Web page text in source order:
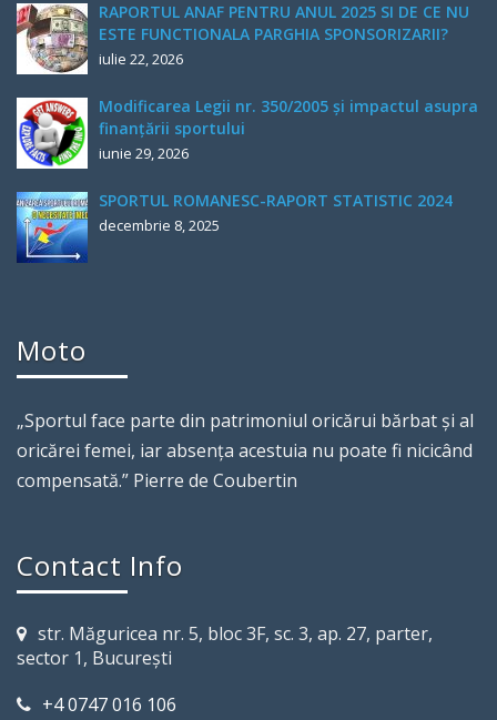
RAPORTUL ANAF PENTRU ANUL 2025 SI DE CE NU
ESTE FUNCTIONALA PARGHIA SPONSORIZARII?
iulie 22, 2026
Modificarea Legii nr. 350/2005 și impactul asupra
finanțării sportului
iunie 29, 2026
SPORTUL ROMANESC-RAPORT STATISTIC 2024
decembrie 8, 2025
Moto
„Sportul face parte din patrimoniul oricărui bărbat şi al
oricărei femei, iar absenţa acestuia nu poate fi nicicând
compensată.” Pierre de Coubertin
Contact Info
str. Măguricea nr. 5, bloc 3F, sc. 3, ap. 27, parter,
sector 1, Bucureşti
+4 0747 016 106